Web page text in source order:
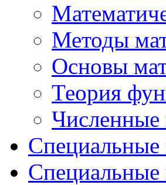
Методы
Основы
Теория
Численные
Специальные
Специальные